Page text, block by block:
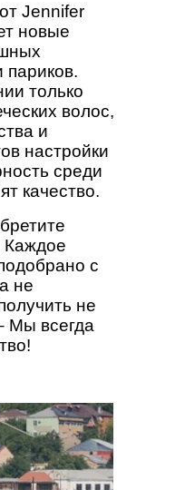
Jennifer
новые
только
волос,
и
настройки
среди
качество.
Каждое
с
не
не
Мы всегда